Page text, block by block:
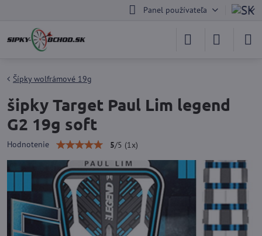
Panel používateľa
Šípky wolfrámové 19g
šipky Target Paul Lim legend
G2 19g soft
Hodnotenie 5/5 (1 x)